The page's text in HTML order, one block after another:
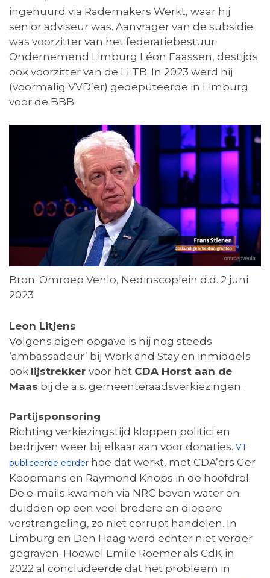
ingehuurd via Rademakers Werkt, waar hij
senior adviseur was. Aanvrager van de subsidie
was voorzitter van het federatiebestuur
Ondernemend Limburg Léon Faassen, destijds
ook voorzitter van de LLTB. In 2023 werd hij
(voormalig VVD’er) gedeputeerde in Limburg
voor de BBB.
Bron: Omroep Venlo, Nedinscoplein d.d. 2 juni
2023
Leon Litjens
Volgens eigen opgave is hij nog steeds
‘ambassadeur’ bij Work and Stay en inmiddels
ook lijstrekker voor het CDA Horst aan de
Maas bij de a.s. gemeenteraadsverkiezingen.
Partijsponsoring
Richting verkiezingstijd kloppen politici en
bedrijven weer bij elkaar aan voor donaties. VT
publiceerde eerder hoe dat werkt, met CDA’ers Ger
Koopmans en Raymond Knops in de hoofdrol.
De e-mails kwamen via NRC boven water en
duidden op een veel bredere en diepere
verstrengeling, zo niet corrupt handelen. In
Limburg en Den Haag werd echter niet verder
gegraven. Hoewel Emile Roemer als CdK in
2022 al concludeerde dat het probleem in